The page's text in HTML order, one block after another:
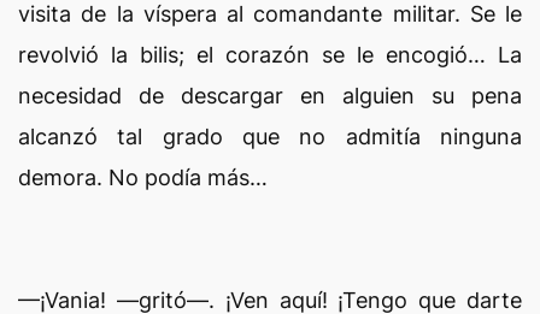
visita de la víspera al comandante militar. Se le
revolvió la bilis; el corazón se le encogió… La
necesidad de descargar en alguien su pena
alcanzó tal grado que no admitía ninguna
demora. No podía más…
—¡Vania! —gritó—. ¡Ven aquí! ¡Tengo que darte